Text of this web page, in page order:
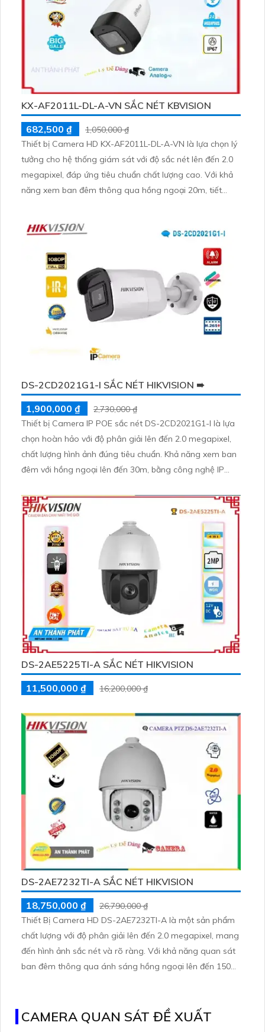
KX-AF2011L-DL-A-VN SẮC NÉT KBVISION
682,500 ₫
1,050,000 ₫
Thiết bị Camera HD KX-AF2011L-DL-A-VN là lựa chọn lý
tưởng cho hệ thống giám sát với độ sắc nét lên đến 2.0
megapixel, đáp ứng tiêu chuẩn chất lượng cao. Với khả
năng xem ban đêm thông qua hồng ngoại 20m, tiết
tích hợp công nghệ AHD CVI TVI BCS, cho chất lượng
hình ảnh bền vững và độ bền cao
DS-2CD2021G1-I SẮC NÉT HIKVISION ➠
1,900,000 ₫
2,730,000 ₫
Thiết bị Camera IP POE sắc nét DS-2CD2021G1-I là lựa
chọn hoàn hảo với độ phân giải lên đến 2.0 megapixel,
chất lượng hình ảnh đúng tiêu chuẩn. Khả năng xem ban
đêm với hồng ngoại lên đến 30m, bằng công nghệ IP
DS-2AE5225TI-A SẮC NÉT HIKVISION
11,500,000 ₫
16,200,000 ₫
DS-2AE7232TI-A SẮC NÉT HIKVISION
18,750,000 ₫
26,790,000 ₫
Thiết Bị Camera HD DS-2AE7232TI-A là một sản phẩm
chất lượng với độ phân giải lên đến 2.0 megapixel, mang
đến hình ảnh sắc nét và rõ ràng. Với khả năng quan sát
ban đêm thông qua ánh sáng hồng ngoại lên đến 150m,
CAMERA QUAN SÁT ĐỀ XUẤT